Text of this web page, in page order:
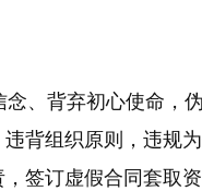
、背弃初心使命
背组织原则，违规
签订虚假合同套